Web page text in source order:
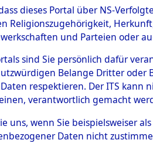
KZ
anderen
dieses Portal über NS-
Religionszugehörigkeit,
und Parteien oder
sind Sie persönlich dafür
Belange Dritter
respektieren. Der ITS
verantwortlich gemacht
uns, wenn Sie beispielsweiser
Daten nicht